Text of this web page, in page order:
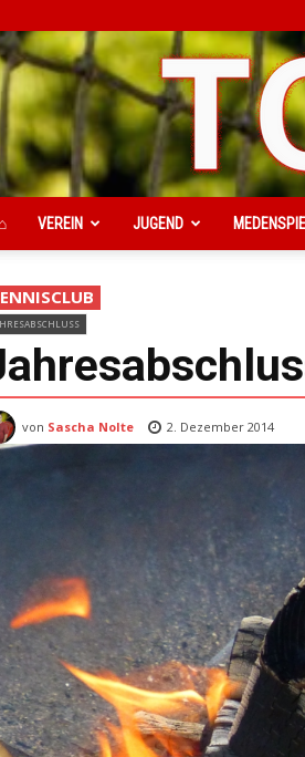
⌂ VEREIN JUGEND
von Sascha Nolte 2. Dezember 2014